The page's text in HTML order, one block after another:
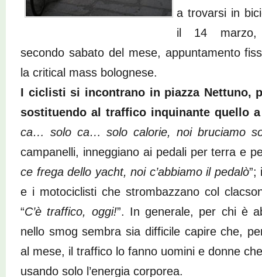
a trovarsi in
il 14 marzo,
secondo sabato del mese, appuntamento
la critical mass bolognese.
I ciclisti si incontrano in piazza Nettuno,
sostituendo al traffico inquinante quello
ca… solo ca… solo calorie, noi bruciamo
campanelli, inneggiano ai pedali per terra e
ce frega dello yacht, noi c’abbiamo il pedalò”;
e i motociclisti che strombazzano col
“C’è traffico, oggi!”. In generale, per chi è
nello smog sembra sia difficile capire che,
al mese, il traffico lo fanno uomini e donne
usando solo l’energia corporea.